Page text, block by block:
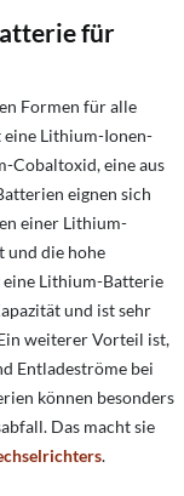
für
Formen für alle
eine Lithium-Ionen-
Cobaltoxid, eine aus
eignen sich
einer Lithium-
und die hohe
eine Lithium-Batterie
und ist sehr
weiterer Vorteil ist,
Entladeströme bei
können besonders
Das macht sie
.